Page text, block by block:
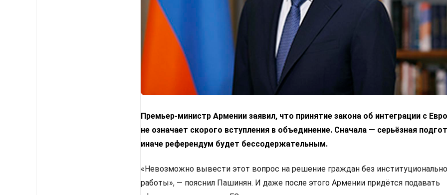
Премьер-министр Армении заявил, что принятие закона об интеграции с
не означает скорого вступления в объединение. Сначала — серьёзная
иначе референдум будет бессодержательным.
«Невозможно вывести этот вопрос на решение граждан без
работы», — пояснил Пашинян. И даже после этого Армении придётся подавать